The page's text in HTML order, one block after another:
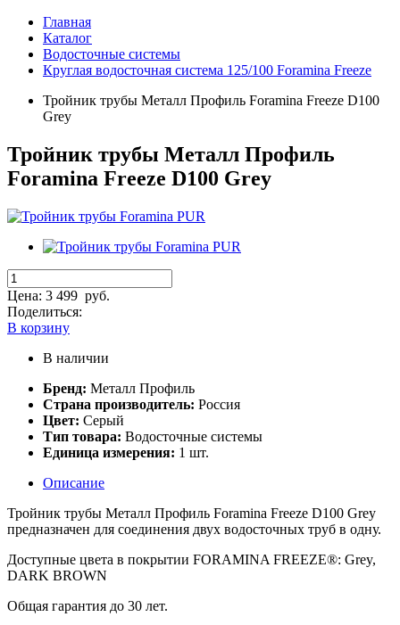
Главная
Каталог
Водосточные системы
Круглая водосточная система 125/100 Foramina Freeze
Тройник трубы Металл Профиль Foramina Freeze D100
Grey
Тройник трубы Металл Профиль
Foramina Freeze D100 Grey
Цена: 3 499 руб.
Поделиться:
В корзину
В наличии
Бренд: Металл Профиль
Страна производитель: Россия
Цвет: Серый
Тип товара: Водосточные системы
Единица измерения: 1 шт.
Описание
Тройник трубы Металл Профиль Foramina Freeze D100 Grey
предназначен для соединения двух водосточных труб в одну.
Доступные цвета в покрытии FORAMINA FREEZE®: Grey,
DARK BROWN
Общая гарантия до 30 лет.